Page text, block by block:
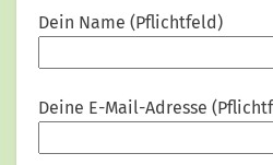
Dein Name (Pflichtfeld)
Deine E-Mail-Adresse